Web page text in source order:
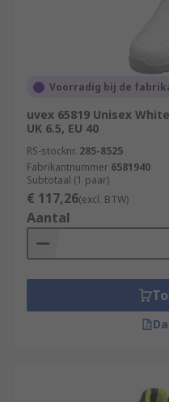
Voorradig bij de
uvex 65819 Unisex
UK 6.5, EU 40
RS-stocknr. 285-8525
Fabrikantnummer 6581940
Subtotaal (1 paar)
€ 117,26(excl. BTW)
Aantal